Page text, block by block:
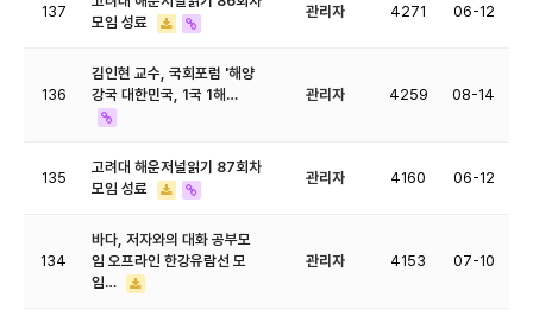
137
모임 성료
관리자 4271 06-12
136
김인현 교수, 국회포럼 '해양
강국 대한민국, 1국 1해…
관리자 4259 08-14
135
고려대 해운저널읽기 87회차
모임 성료
관리자 4160 06-12
134
바다, 저자와의 대화 공부모
임 오프라인 한강유람선 모
임…
관리자 4153 07-10